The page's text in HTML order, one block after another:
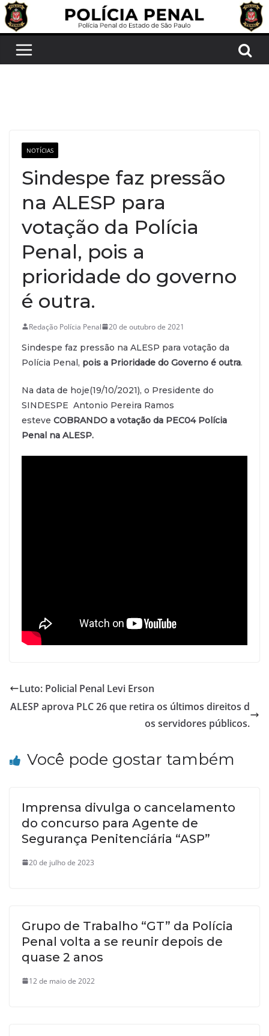
Pular
para
conteúdo
NOTÍCIAS
Sindespe faz pressão
na ALESP para
votação da Polícia
Penal, pois a
prioridade do governo
é outra.
Redação Polícia Penal 20 de outubro de 2021
Sindespe faz pressão na ALESP para votação da
Polícia Penal, pois a Prioridade do Governo é outra.
Na data de hoje(19/10/2021), o Presidente do
SINDESPE Antonio Pereira Ramos
esteve COBRANDO a votação da PEC04 Polícia
Penal na ALESP.
Luto: Policial Penal Levi Erson
ALESP aprova PLC 26 que retira os últimos direitos d
os servidores públicos.
Você pode gostar também
Imprensa divulga o cancelamento
do concurso para Agente de
Segurança Penitenciária “ASP”
20 de julho de 2023
Grupo de Trabalho “GT” da Polícia
Penal volta a se reunir depois de
quase 2 anos
12 de maio de 2022